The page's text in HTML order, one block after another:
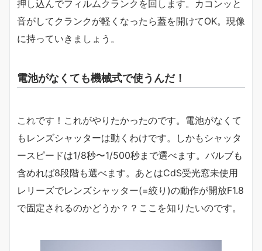
押し込んでフィルムクランクを回します。カコンッと
音がしてクランクが軽くなったら蓋を開けてOK。現像
に持っていきましょう。
電池がなくても機械式で使うんだ！
これです！これがやりたかったのです。電池がなくて
もレンズシャッターは動くわけです。しかもシャッタ
ースピードは1/8秒〜1/500秒まで選べます。バルブも
含めれば8段階も選べます。あとはCdS受光窓未使用
レリーズでレンズシャッター(=絞り)の動作が開放F1.8
で固定されるのかどうか？？ここを知りたいのです。